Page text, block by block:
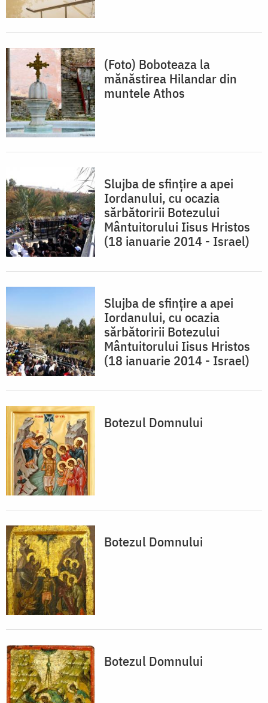
(Foto) Boboteaza la
mănăstirea Hilandar din
muntele Athos
Slujba de sfinţire a apei
Iordanului, cu ocazia
sărbătoririi Botezului
Mântuitorului Iisus Hristos
(18 ianuarie 2014 - Israel)
Slujba de sfinţire a apei
Iordanului, cu ocazia
sărbătoririi Botezului
Mântuitorului Iisus Hristos
(18 ianuarie 2014 - Israel)
Botezul Domnului
Botezul Domnului
Botezul Domnului